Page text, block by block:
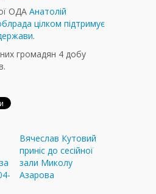
ОДА Анатолій
цілком підтримує
.
громадян 4 добу
Вячеслав Кутовий
приніс до сесійної
зали Миколу
Азарова